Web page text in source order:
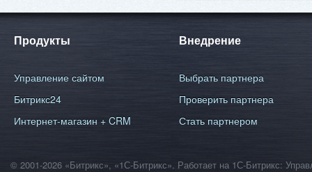
Продукты
Управление сайтом
Битрикс24
Интернет-магазин + CRM
Внедрение
Выбрать партнера
Проверить партнера
Стать партнером
© 2001-2026 «Битрикс», «1С-Битрикс». Работает на 1С-Битрикс: